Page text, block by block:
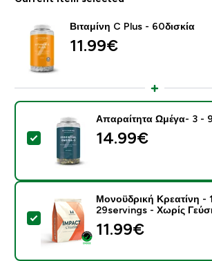
Βιταμίνη C Plus - 60δισκία
11.99€‎
Select this product - Απαραίτητα
Απαραίτητα Ωμέγα- 3 -
14.99€‎
Select this product - Μονοϋδρική
Μονοϋδρική Κρεατίνη -
29servings - Χωρίς
11.99€‎